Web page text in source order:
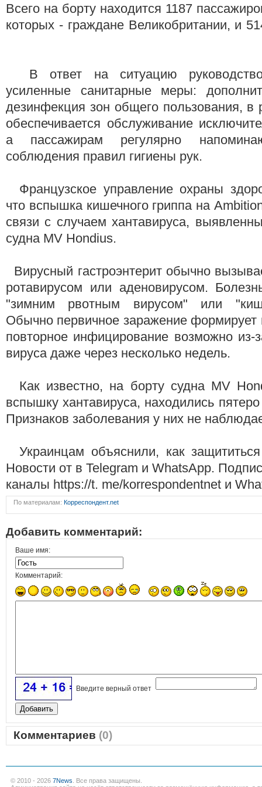
Всего на борту находится 1187
которых - граждане Великобритании, и
В ответ на ситуацию
усиленные санитарные меры:
дезинфекция зон общего пользования, в
обеспечивается обслуживание
а пассажирам регулярно
соблюдения правил гигиены рук.
Французское управление охраны
что вспышка кишечного гриппа на
связи с случаем хантавируса,
судна MV Hondius.
Вирусный гастроэнтерит обычно
ротавирусом или аденовирусом.
"зимним рвотным вирусом" или
Обычно первичное заражение формирует
повторное инфицирование возможно из-
вируса даже через несколько недель.
Как известно, на борту судна MV
вспышку хантавируса, находились
Признаков заболевания у них не
Украинцам объяснили, как
Новости от в Telegram и WhatsApp.
каналы https://t. me/korrespondentnet и
По материалам: Корреспондент.net
Добавить комментарий:
Ваше имя:
Комментарий:
Введите верный ответ
Комментариев (0)
© 2010 - 2026 7News . Все права защищены.